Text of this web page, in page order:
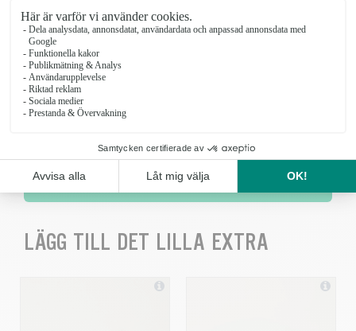
Vardagslyx stor 599 kr
Antal
KÖP
LÄGG TILL DET LILLA EXTRA